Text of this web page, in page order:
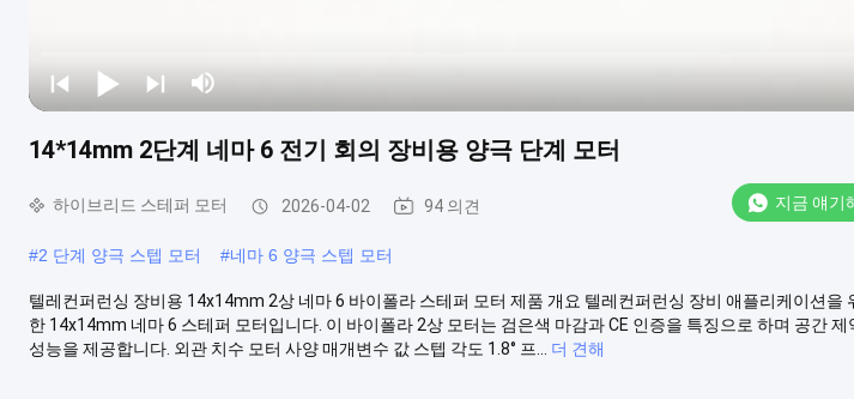
14*14mm 2단계 네마 6 전기 회의 장비용 양극 단계 모터
하이브리드 스테퍼 모터 2026-04-02 94 의견 지금 얘기
#2 단계 양극 스텝 모터 #네마 6 양극 스텝 모터
텔레컨퍼런싱 장비용 14x14mm 2상 네마 6 바이폴라 스테퍼 모터 제품 개요 텔레컨퍼런싱 장비 애플리케이션을
한 14x14mm 네마 6 스테퍼 모터입니다. 이 바이폴라 2상 모터는 검은색 마감과 CE 인증을 특징으로 하며 공간
성능을 제공합니다. 외관 치수 모터 사양 매개변수 값 스텝 각도 1.8° 프...
더 견해